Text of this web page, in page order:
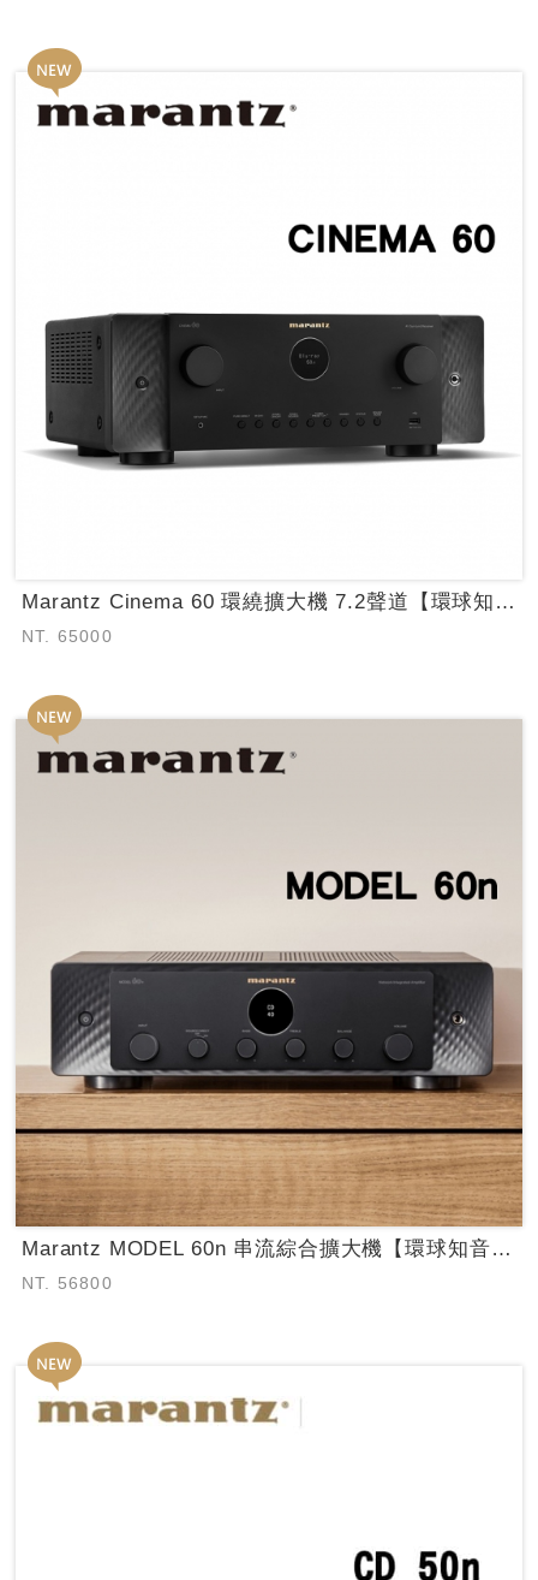
Marantz Cinema 60 環繞擴大機 7.2聲道【環球知音公司貨保固】...
NT. 65000
Marantz MODEL 60n 串流綜合擴大機【環球知音公司貨保固】
NT. 56800